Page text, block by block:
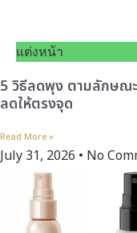
แต่งหน้า
5 วิธีลดพุง ตามลักษณ
ลดให้ตรงจุด
Read More »
July 31, 2026 No